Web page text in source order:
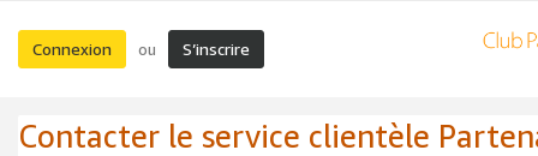
Connexion ou S’inscrire
Contacter le service clientèle